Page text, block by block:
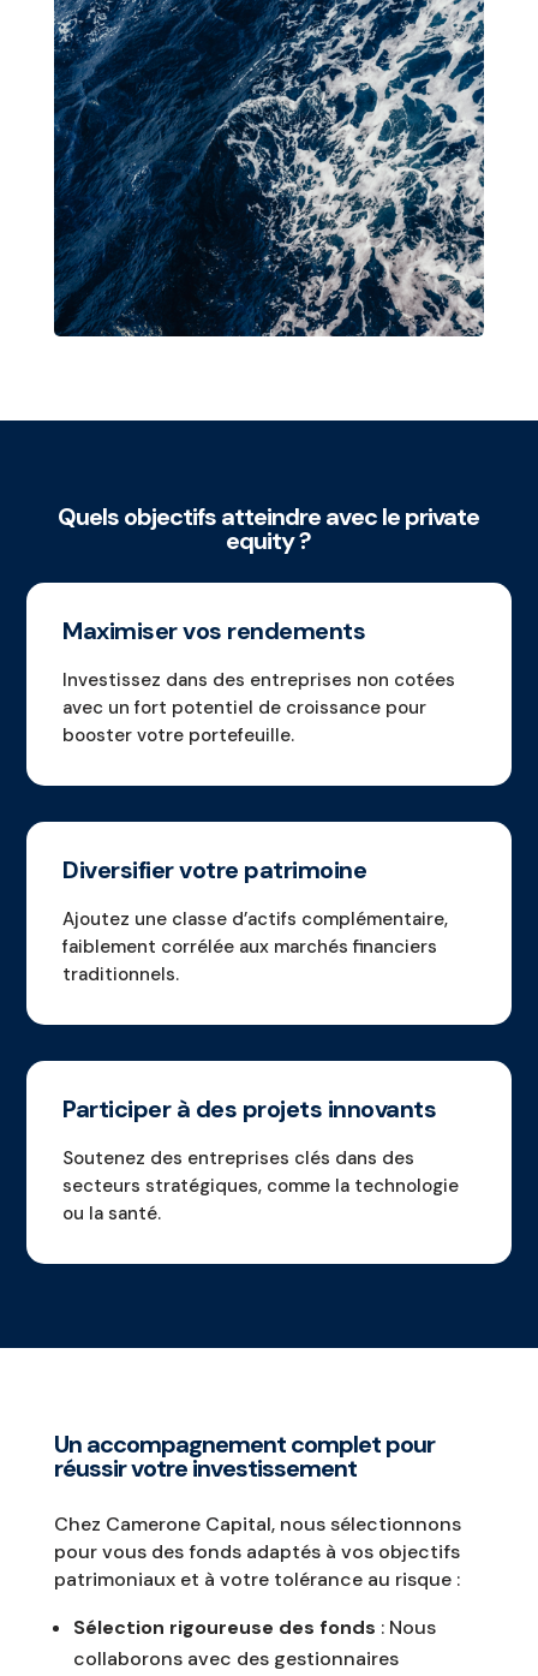
Quels objectifs atteindre avec le private
equity ?
Maximiser vos rendements
Investissez dans des entreprises non cotées
avec un fort potentiel de croissance pour
booster votre portefeuille.
Diversifier votre patrimoine
Ajoutez une classe d’actifs complémentaire,
faiblement corrélée aux marchés financiers
traditionnels.
Participer à des projets innovants
Soutenez des entreprises clés dans des
secteurs stratégiques, comme la technologie
ou la santé.
Un accompagnement complet pour
réussir votre investissement
Chez Camerone Capital, nous sélectionnons
pour vous des fonds adaptés à vos objectifs
patrimoniaux et à votre tolérance au risque :
Sélection rigoureuse des fonds : Nous
collaborons avec des gestionnaires